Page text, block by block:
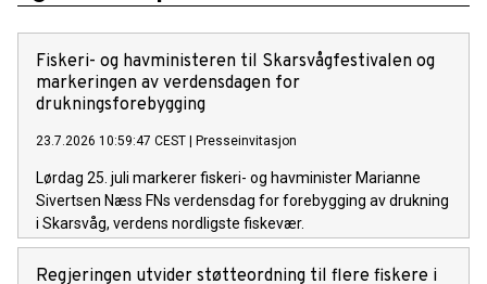
Fiskeri- og havministeren til Skarsvågfestivalen og
markeringen av verdensdagen for
drukningsforebygging
23.7.2026 10:59:47 CEST Presseinvitasjon
Lørdag 25. juli markerer fiskeri- og havminister Marianne
Sivertsen Næss FNs verdensdag for forebygging av drukning
i Skarsvåg, verdens nordligste fiskevær.
Regjeringen utvider støtteordning til flere fiskere i